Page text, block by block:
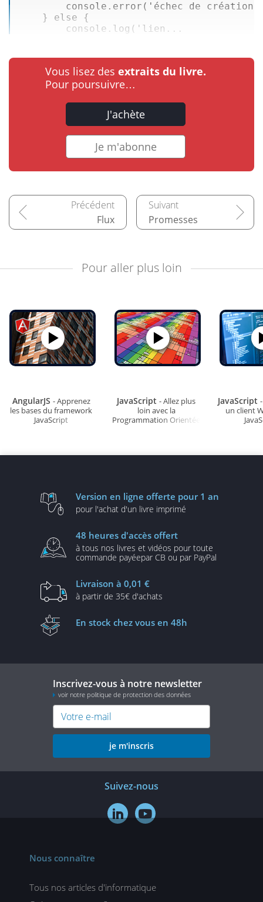
console. error ( 'échec de création
} else {
console. log ( 'lien...
Vous lisez des extraits du livre.
Pour poursuivre…
J'achète
Je m'abonne
Flux Promesses
Pour aller plus loin
AngularJS - Apprenez
les bases du framework
JavaScript
JavaScript - Allez plus
loin avec la
Programmation Orientée
JavaScript
un client
Version en ligne offerte pour 1 an
pour l'achat d'un livre imprimé
48 heures d'accès offert
à tous nos livres et vidéos pour toute
commande payéepar CB ou par PayPal
Livraison à 0,01 €
à partir de 35€ d'achats
En stock chez vous en 48h
Inscrivez-vous à notre newsletter
voir notre politique de protection des données
je m'inscris
Suivez-nous
 
Nous connaître
Tous nos articles d'informatique